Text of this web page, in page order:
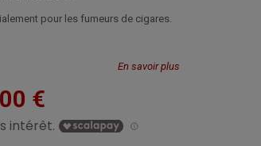
pour les fumeurs de cigares.
En savoir plus
€